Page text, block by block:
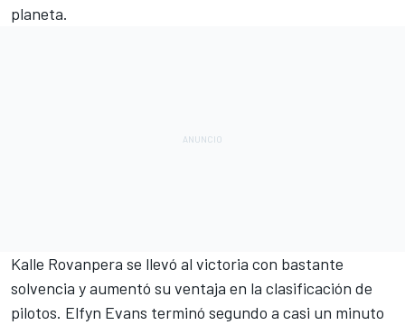
planeta.
Kalle Rovanpera se llevó al victoria con bastante
solvencia y aumentó su ventaja en la clasificación de
pilotos. Elfyn Evans terminó segundo a casi un minuto